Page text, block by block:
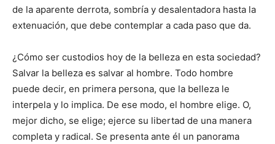
de la aparente derrota, sombría y desalentadora hasta la
extenuación, que debe contemplar a cada paso que da.
¿Cómo ser custodios hoy de la belleza en esta sociedad?
Salvar la belleza es salvar al hombre. Todo hombre
puede decir, en primera persona, que la belleza le
interpela y lo implica. De ese modo, el hombre elige. O,
mejor dicho, se elige; ejerce su libertad de una manera
completa y radical. Se presenta ante él un panorama